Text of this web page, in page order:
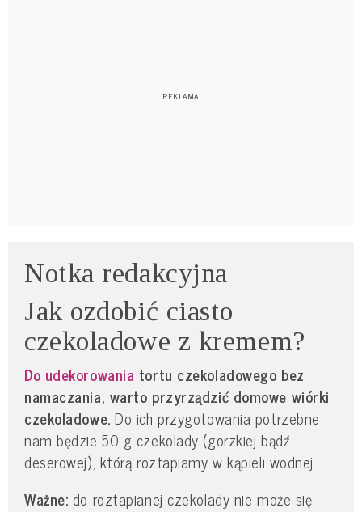
Notka redakcyjna
Jak ozdobić ciasto
czekoladowe z kremem?
Do udekorowania tortu czekoladowego bez
namaczania, warto przyrządzić domowe wiórki
czekoladowe.Do ich przygotowania potrzebne
nam będzie 50 g czekolady (gorzkiej bądź
deserowej), którą roztapiamy w kąpieli wodnej.
Ważne: do roztapianej czekolady nie może się